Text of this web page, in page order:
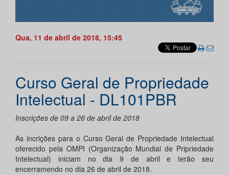
Qua, 11 de abril de 2018, 15:45
Curso Geral de Propriedade
Intelectual - DL101PBR
Inscrições de 09 a 26 de abril de 2018
As incrições para o Curso Geral de Propriedade Intelectual
oferecido pela OMPI (Organização Mundial de Pripriedade
Intelectual) iniciam no dia 9 de abril e terão seu
encerramendo no dia 26 de abril de 2018.